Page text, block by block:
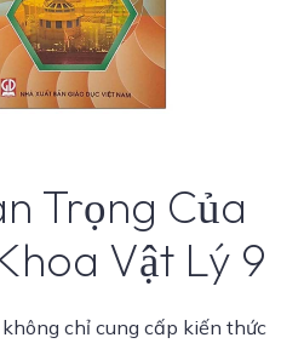
Trọng Của
Vật Lý 9
chỉ cung cấp kiến thức